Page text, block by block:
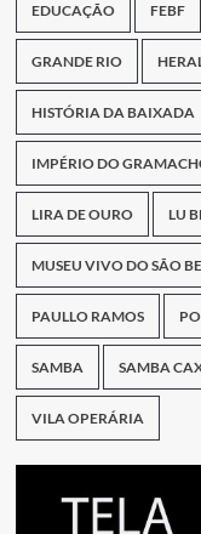
EDUCAÇÃO FEBF
GRANDE RIO
HISTÓRIA DA BAIXADA
IMPÉRIO DO
LIRA DE OURO LU
MUSEU VIVO DO SÃO
PAULLO RAMOS
SAMBA SAMBA
VILA OPERÁRIA